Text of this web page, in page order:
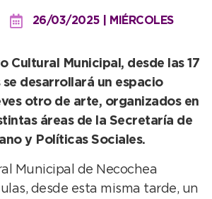
26/03/2025 | MIÉRCOLES
Cultural Municipal, desde las 17
se desarrollará un espacio
otro de arte, organizados en
áreas de la Secretaría de
y Políticas Sociales.
Municipal de Necochea
desde esta misma tarde, un